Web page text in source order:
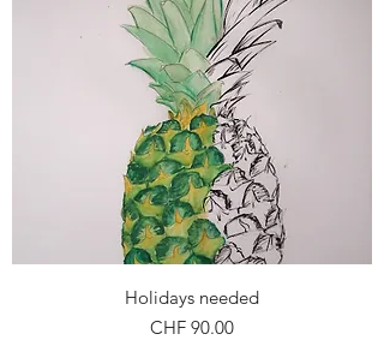
Holidays needed
Preis
CHF 90.00